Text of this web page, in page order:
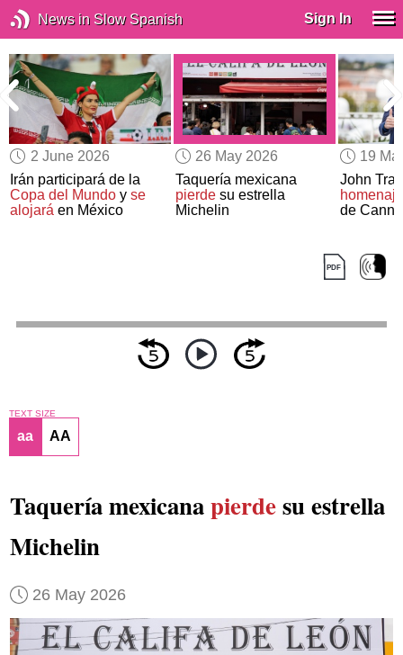
News in Slow Spanish Sign In
2 June 2026
Irán participará de la
Copa del Mundo yse
alojará en México
26 May 2026
Taquería mexicana
pierdesu estrella
Michelin
19
John
homenaje
de
TEXT SIZE
aa AA
Taquería mexicanapierdesu estrella
Michelin
26 May 2026